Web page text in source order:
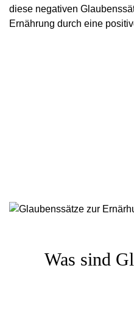
diese negativen
Ernährung durch eine
Was sind